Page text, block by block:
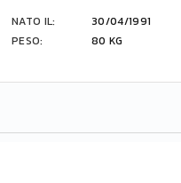
NATO IL:
30/04/1991
PESO: 80 KG